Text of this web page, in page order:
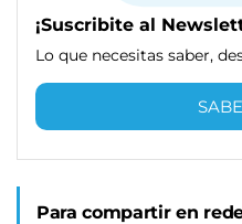
¡Suscribite al
Lo que necesitas saber,
Para compartir en